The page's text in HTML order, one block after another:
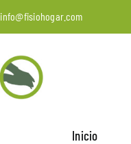
info@fisiohogar.com
Inicio